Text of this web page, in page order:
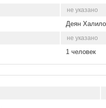
не указано
Деян
не указано
1 человек